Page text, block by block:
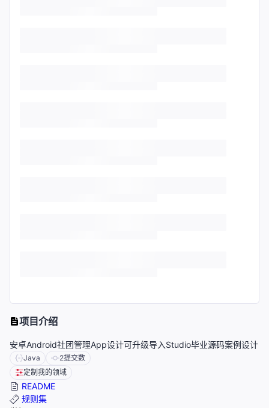
项目介绍
安卓Android社团管理App设计可升级导入Studio毕业源码案例设计
Java 2提交数
定制我的领域
README
规则集